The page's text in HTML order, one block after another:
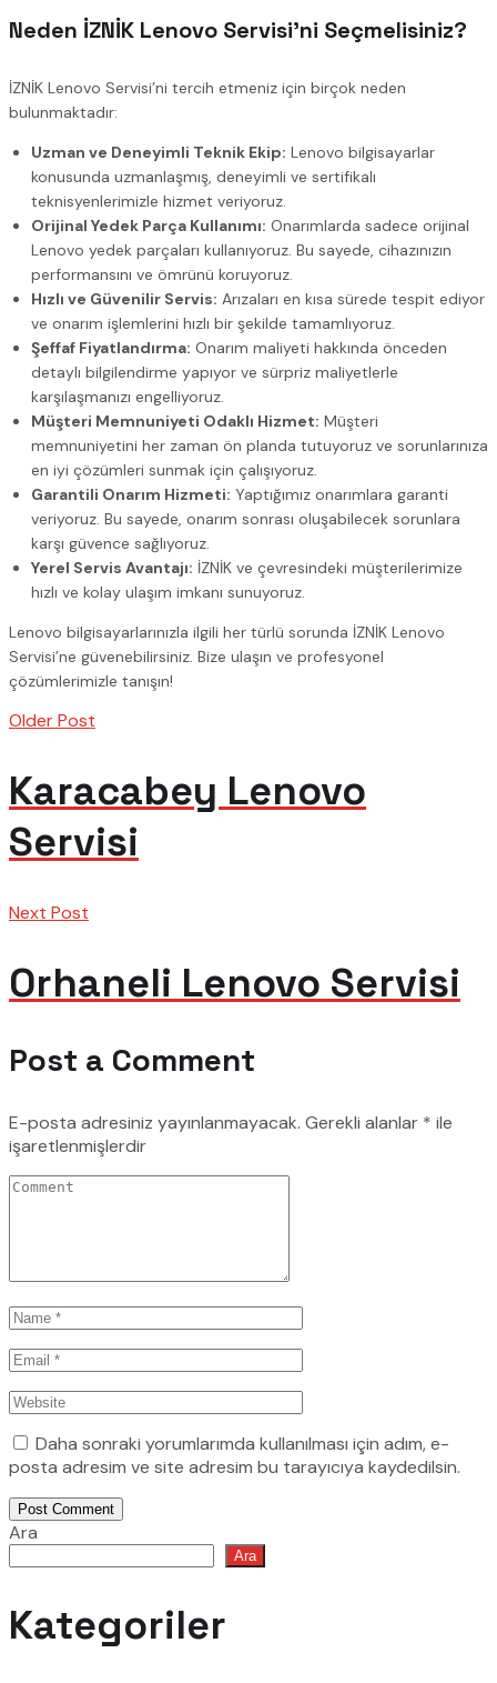
Neden İZNİK Lenovo Servisi’ni Seçmelisiniz?
İZNİK Lenovo Servisi’ni tercih etmeniz için birçok neden
bulunmaktadır:
Uzman ve Deneyimli Teknik Ekip: Lenovo bilgisayarlar
konusunda uzmanlaşmış, deneyimli ve sertifikalı
teknisyenlerimizle hizmet veriyoruz.
Orijinal Yedek Parça Kullanımı: Onarımlarda sadece orijinal
Lenovo yedek parçaları kullanıyoruz. Bu sayede, cihazınızın
performansını ve ömrünü koruyoruz.
Hızlı ve Güvenilir Servis: Arızaları en kısa sürede tespit ediyor
ve onarım işlemlerini hızlı bir şekilde tamamlıyoruz.
Şeffaf Fiyatlandırma: Onarım maliyeti hakkında önceden
detaylı bilgilendirme yapıyor ve sürpriz maliyetlerle
karşılaşmanızı engelliyoruz.
Müşteri Memnuniyeti Odaklı Hizmet: Müşteri
memnuniyetini her zaman ön planda tutuyoruz ve sorunlarınıza
en iyi çözümleri sunmak için çalışıyoruz.
Garantili Onarım Hizmeti: Yaptığımız onarımlara garanti
veriyoruz. Bu sayede, onarım sonrası oluşabilecek sorunlara
karşı güvence sağlıyoruz.
Yerel Servis Avantajı: İZNİK ve çevresindeki müşterilerimize
hızlı ve kolay ulaşım imkanı sunuyoruz.
Lenovo bilgisayarlarınızla ilgili her türlü sorunda İZNİK Lenovo
Servisi’ne güvenebilirsiniz. Bize ulaşın ve profesyonel
çözümlerimizle tanışın!
Older Post
Karacabey Lenovo
Servisi
Next Post
Orhaneli Lenovo Servisi
Post a Comment
E-posta adresiniz yayınlanmayacak. Gerekli alanlar * ile
işaretlenmişlerdir
Daha sonraki yorumlarımda kullanılması için adım, e-
posta adresim ve site adresim bu tarayıcıya kaydedilsin.
Post Comment
Ara
Ara
Kategoriler